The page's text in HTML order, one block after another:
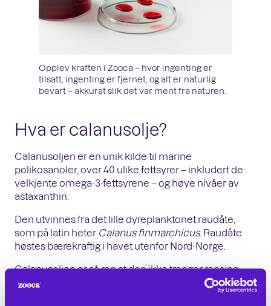
Opplev kraften i Zooca – hvor ingenting er
tilsatt, ingenting er fjernet, og alt er naturlig
bevart – akkurat slik det var ment fra naturen.
Hva er calanusolje?
Calanusoljen er en unik kilde til marine
polikosanoler, over 40 ulike fettsyrer – inkludert de
velkjente omega-3-fettsyrene – og høye nivåer av
astaxanthin.
Den utvinnes fra det lille dyreplanktonet raudåte,
som på latin heter Calanus finmarchicus. Raudåte
høstes bærekraftig i havet utenfor Nord-Norge.
Calanusoljen er så ren at den ikke trenger rensing
eller raffinering, noe som betyr at næringsstoffene
bevares i sin naturlige form. Vi kaller oljen uraffinert!